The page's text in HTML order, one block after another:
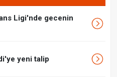
Ligi'nde gecenin
yeni talip